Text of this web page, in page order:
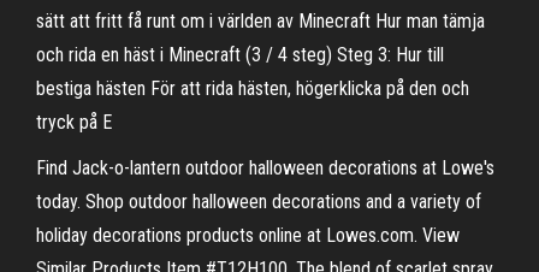
sätt att fritt få runt om i världen av Minecraft Hur man tämja
och rida en häst i Minecraft (3 / 4 steg) Steg 3: Hur till
bestiga hästen För att rida hästen, högerklicka på den och
tryck på E
Find Jack-o-lantern outdoor halloween decorations at Lowe's
today. Shop outdoor halloween decorations and a variety of
holiday decorations products online at Lowes.com. View